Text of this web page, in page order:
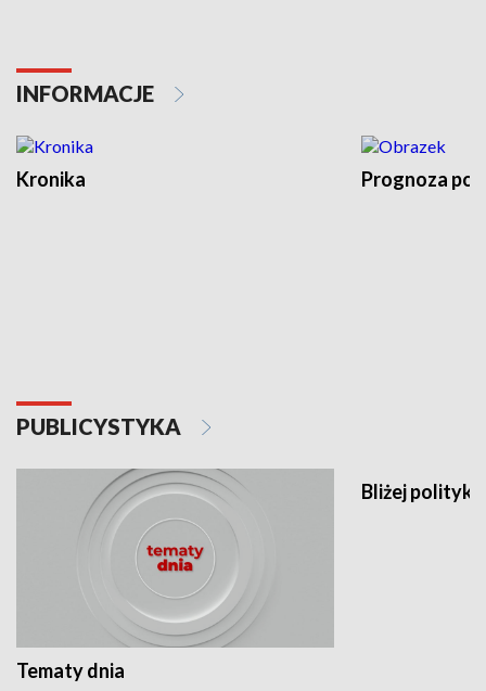
INFORMACJE
Kronika Prognoza
PUBLICYSTYKA
Tematy dnia
Bliżej polityki